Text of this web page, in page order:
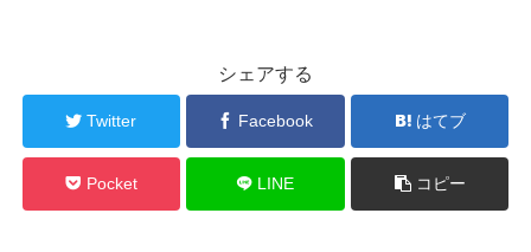
シェアする
Twitter Facebook はてブ
Pocket LINE コピー